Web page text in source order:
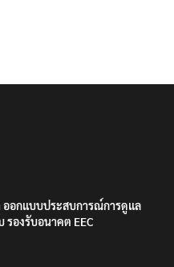
อกแบบประสบการณ์การดูแล
องรับอนาคต EEC